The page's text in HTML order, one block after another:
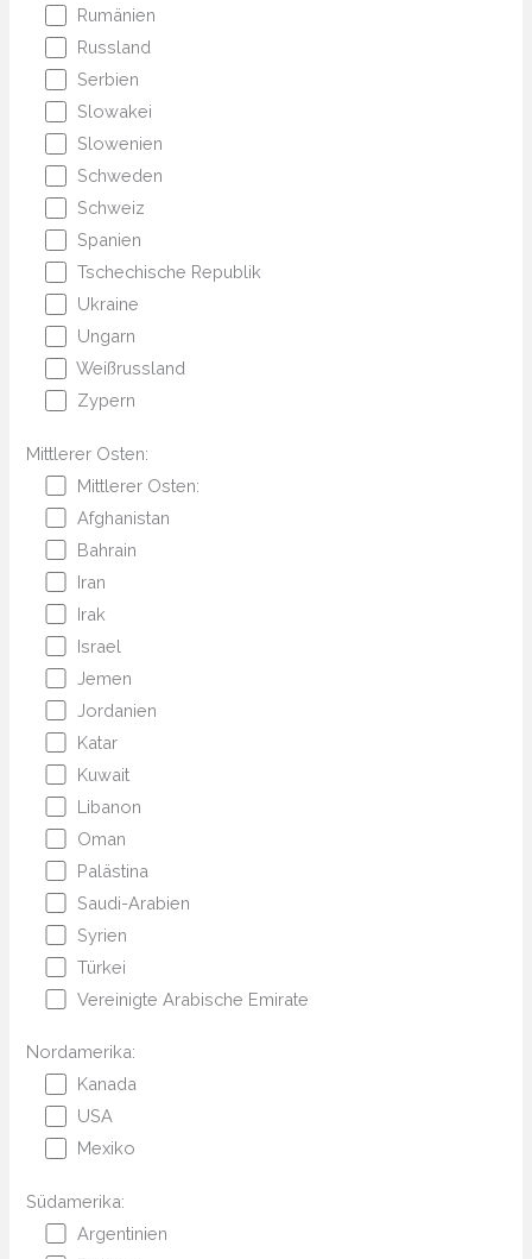
Rumänien
Russland
Serbien
Slowakei
Slowenien
Schweden
Schweiz
Spanien
Tschechische Republik
Ukraine
Ungarn
Weißrussland
Zypern
Mittlerer Osten:
Mittlerer Osten:
Afghanistan
Bahrain
Iran
Irak
Israel
Jemen
Jordanien
Katar
Kuwait
Libanon
Oman
Palästina
Saudi-Arabien
Syrien
Türkei
Vereinigte Arabische Emirate
Nordamerika:
Kanada
USA
Mexiko
Südamerika:
Argentinien